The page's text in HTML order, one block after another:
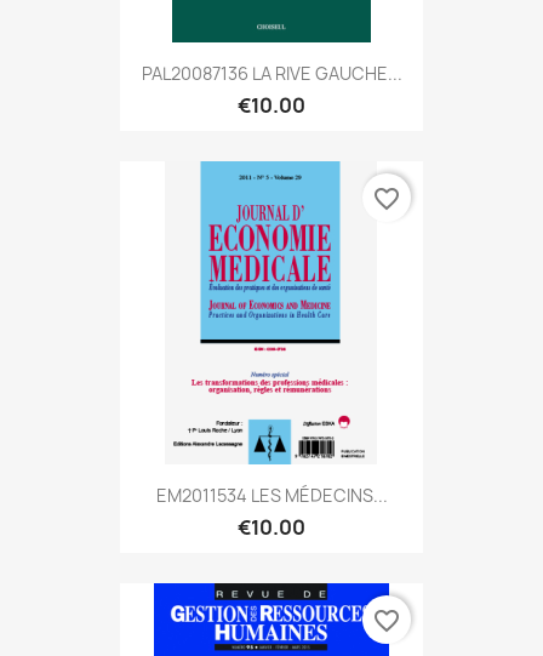
PAL20087136 LA RIVE GAUCHE...
€10.00
EM2011534 LES MÉDECINS...
€10.00
favorite_border
favorite_border